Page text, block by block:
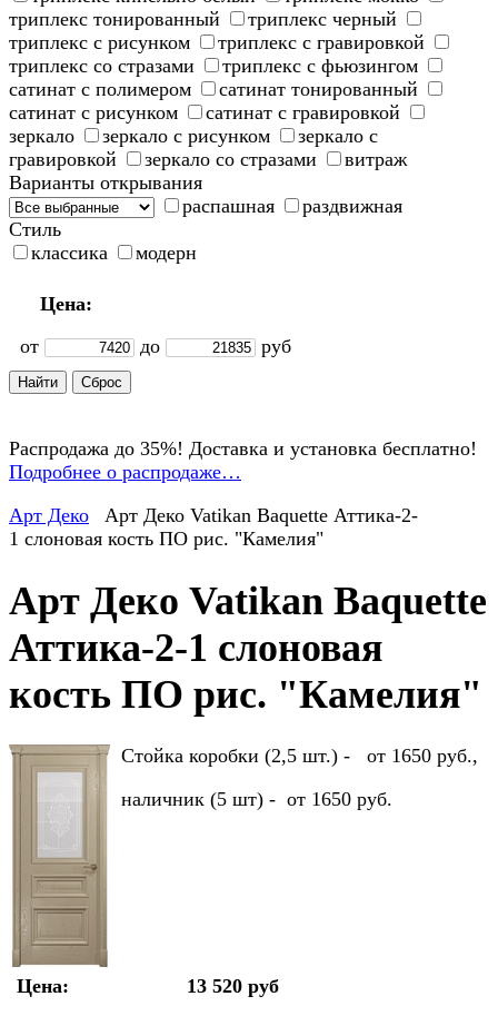
триплекс тонированный
триплекс черный
триплекс с рисунком
триплекс с гравировкой
триплекс со стразами
триплекс с фьюзингом
сатинат с полимером
сатинат тонированный
сатинат с рисунком
сатинат с гравировкой
зеркало
зеркало с рисунком
зеркало с
гравировкой
зеркало со стразами
витраж
Варианты открывания
распашная
раздвижная
Стиль
классика
модерн
Цена:
от
до руб
Распродажа до 35%! Доставка и установка бесплатно!
Подробнее о распродаже…
Арт Деко
Арт Деко Vatikan Baquette Аттика-2-
1 слоновая кость ПО рис. "Камелия"
Арт Деко Vatikan Baquette
Аттика-2-1 слоновая
кость ПО рис. "Камелия"
Стойка коробки (2,5 шт.) - от 1650 руб.,
наличник (5 шт) - от 1650 руб.
Цена: 13 520 руб